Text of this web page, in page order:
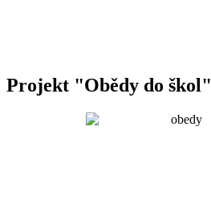
Projekt "Obědy do škol"